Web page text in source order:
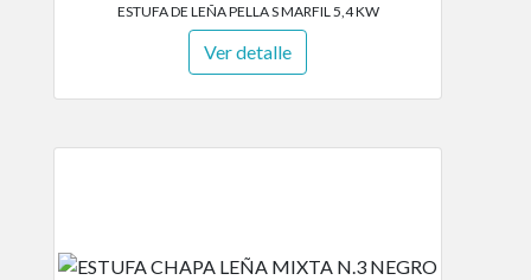
ESTUFA DE LEÑA PELLA S MARFIL 5,4 KW
Ver detalle